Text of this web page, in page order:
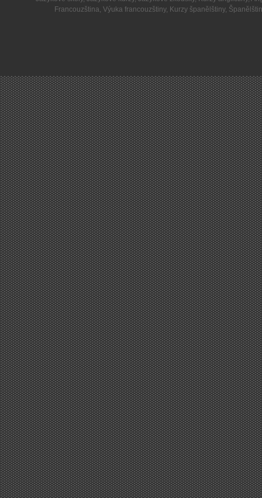
Francouzština,Výuka francouzštiny, Kurzy španělštiny,